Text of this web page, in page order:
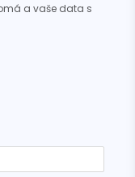
a vaše data s